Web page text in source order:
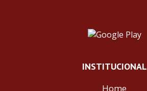
INSTITUCIONAL
Home